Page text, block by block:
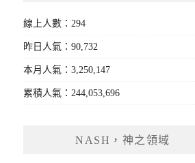
線上人數：294
昨日人氣：90,732
本月人氣：3,250,147
累積人氣：244,053,696
NASH，神之領域